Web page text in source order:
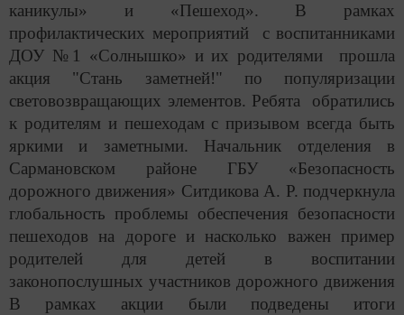
каникулы» и «Пешеход». В рамках
профилактических мероприятий с воспитанниками
ДОУ №1 «Солнышко» и их родителями прошла
акция "Стань заметней!" по популяризации
световозвращающих элементов. Ребята обратились
к родителям и пешеходам с призывом всегда быть
яркими и заметными. Начальник отделения в
Сармановском районе ГБУ «Безопасность
дорожного движения» Ситдикова А. Р. подчеркнула
глобальность проблемы обеспечения безопасности
пешеходов на дороге и насколько важен пример
родителей для детей в воспитании
законопослушных участников дорожного движения
В рамках акции были подведены итоги